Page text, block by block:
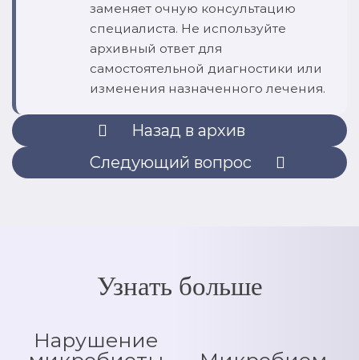
заменяет очную консультацию
специалиста. Не используйте
архивный ответ для
самостоятельной диагностики или
изменения назначенного лечения.
Назад в архив
Следующий вопрос
Узнать больше
Нарушение